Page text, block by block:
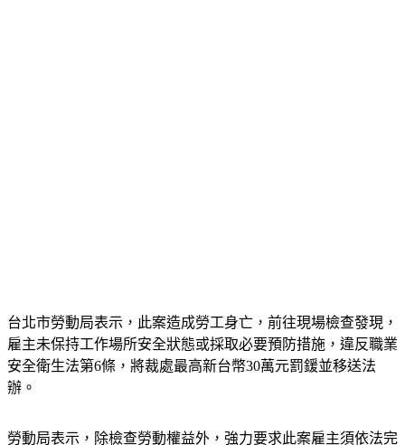
雇主未保持工作場所安全狀態或採取必要預防措施，違反職業
安全衛生法第6條，將裁處最高新台幣30萬元罰鍰並移送法
辦。
成職災補償責任，包含依勞動基準法規定給付5個月平均工資